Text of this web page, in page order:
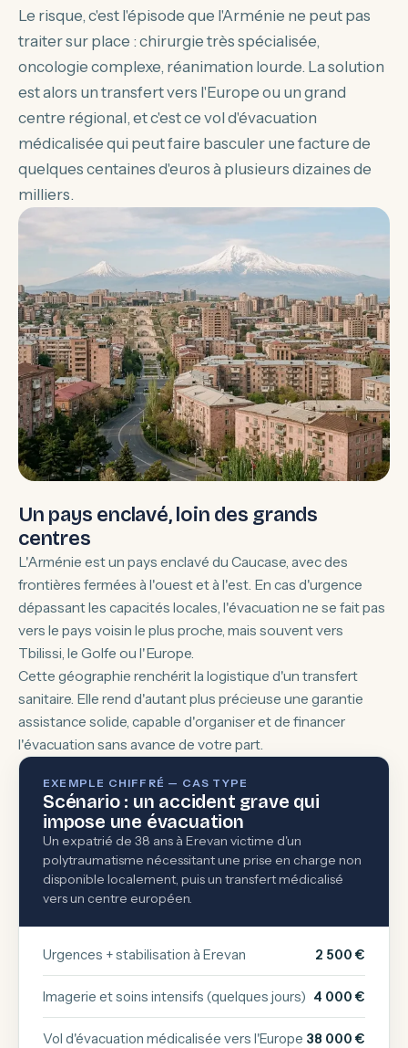
Le risque, c'est l'épisode que l'Arménie ne peut pas
traiter sur place : chirurgie très spécialisée,
oncologie complexe, réanimation lourde. La solution
est alors un transfert vers l'Europe ou un grand
centre régional, et c'est ce vol d'évacuation
médicalisée qui peut faire basculer une facture de
quelques centaines d'euros à plusieurs dizaines de
milliers.
Un pays enclavé, loin des grands
centres
L'Arménie est un pays enclavé du Caucase, avec des
frontières fermées à l'ouest et à l'est. En cas d'urgence
dépassant les capacités locales, l'évacuation ne se fait pas
vers le pays voisin le plus proche, mais souvent vers
Tbilissi, le Golfe ou l'Europe.
Cette géographie renchérit la logistique d'un transfert
sanitaire. Elle rend d'autant plus précieuse une garantie
assistance solide, capable d'organiser et de financer
l'évacuation sans avance de votre part.
EXEMPLE CHIFFRÉ — CAS TYPE
Scénario : un accident grave qui
impose une évacuation
Un expatrié de 38 ans à Erevan victime d'un
polytraumatisme nécessitant une prise en charge non
disponible localement, puis un transfert médicalisé
vers un centre européen.
Urgences + stabilisation à Erevan 2 500 €
Imagerie et soins intensifs (quelques jours) 4 000 €
Vol d'évacuation médicalisée vers l'Europe 38 000 €